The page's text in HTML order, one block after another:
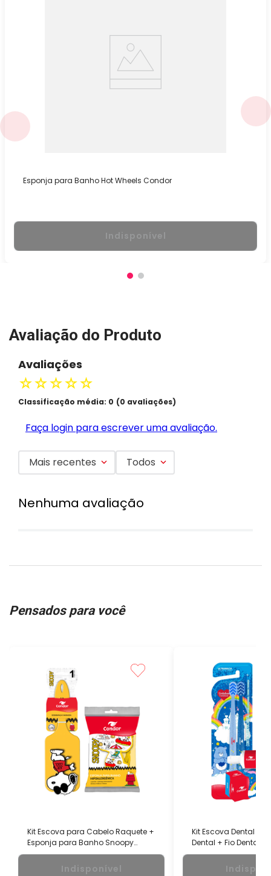
Esponja para Banho Hot Wheels Condor
Indisponível
Avaliação do Produto
Avaliações
☆☆☆☆☆
Classificação média: 0 (0 avaliações)
Faça login para escrever uma avaliação.
Mais recentes Todos
Nenhuma avaliação
Pensados para você
Kit Escova para Cabelo Raquete +
Esponja para Banho Snoopy
Condor
Indisponível
Kit Escova Dental
Dental + Fio Dental
Carinhosos Condor